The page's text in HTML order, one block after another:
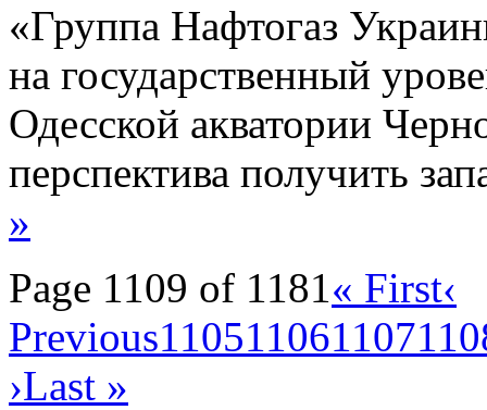
«Группа Нафтогаз
на государственный
Одесской акватории
перспектива получить
»
Page 1109 of 1181« First‹
Previous110511061107
›Last »